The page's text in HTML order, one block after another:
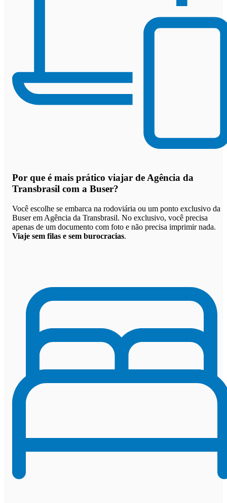
Por que é mais prático viajar de Agência da
Transbrasil com a Buser?
Você escolhe se embarca na rodoviária ou um ponto exclusivo da
Buser em Agência da Transbrasil. No exclusivo, você precisa
apenas de um documento com foto e não precisa imprimir nada.
Viaje sem filas e sem burocracias.